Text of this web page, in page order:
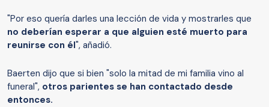
"Por eso quería darles una lección de vida y mostrarles que
no deberían esperar a que alguien esté muerto para
reunirse con él", añadió.
Baerten dijo que si bien "solo la mitad de mi familia vino al
funeral", otros parientes se han contactado desde
entonces.